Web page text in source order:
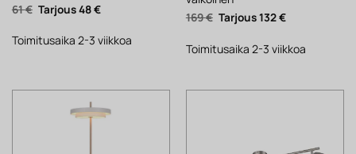
61€ Alkuperäinen
hinta
61 €.
48€Nykyinen
48 €.
Toimitusaika 2-3 viikkoa
169€ Alkuperäinen
hinta
169 €.
132€Nykyinen
132 €.
Toimitusaika 2-3 viikkoa